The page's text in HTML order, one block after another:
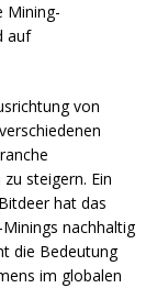
Mining-
auf
von
steigern. Ein
hat das
nachhaltig
die Bedeutung
im globalen